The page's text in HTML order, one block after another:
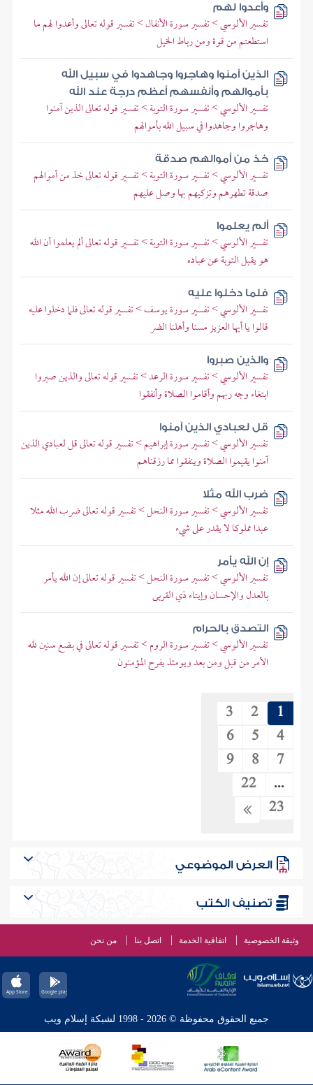
وأعدوا لهم
تفسير الألوسي > تفسير سورة الأنفال > تفسير قوله تعالى وأعدوا لهم ما
استطعتم من قوة ومن رباط الخيل
الذين آمنوا وهاجروا وجاهدوا في سبيل الله
بأموالهم وأنفسهم أعظم درجة عند الله
تفسير الألوسي > تفسير سورة التوبة > تفسير قوله تعالى الذين آمنوا
وهاجروا وجاهدوا في سبيل الله بأموالهم
خذ من أموالهم صدقة
تفسير الألوسي > تفسير سورة التوبة > تفسير قوله تعالى خذ من أموالهم
صدقة تطهرهم وتزكيهم بها وصل عليهم
ألم يعلموا
تفسير الألوسي > تفسير سورة التوبة > تفسير قوله تعالى ألم يعلموا أن الله
هو يقبل التوبة عن عباده
فلما دخلوا عليه
تفسير الألوسي > تفسير سورة يوسف > تفسير قوله تعالى فلما دخلوا عليه
قالوا يا أيها العزيز مسنا وأهلنا الضر
والذين صبروا
تفسير الألوسي > تفسير سورة الرعد > تفسير قوله تعالى والذين صبروا
ابتغاء وجه ربهم وأقاموا الصلاة وأنفقوا
قل لعبادي الذين آمنوا
تفسير الألوسي > تفسير سورة إبراهيم > تفسير قوله تعالى قل لعبادي الذين
آمنوا يقيموا الصلاة وينفقوا مما رزقناهم
ضرب الله مثلا
تفسير الألوسي > تفسير سورة النحل > تفسير قوله تعالى ضرب الله مثلا
عبدا مملوكا لا يقدر على شيء
إن الله يأمر
تفسير الألوسي > تفسير سورة النحل > تفسير قوله تعالى إن الله يأمر
بالعدل والإحسان وإيتاء ذي القربى
التصدق بالحرام
تفسير الألوسي > تفسير سورة الروم > تفسير قوله تعالى في بضع سنين لله
الأمر من قبل ومن بعد ويومئذ يفرح المؤمنون
1
2
3
4
5
6
7
8
9
...
22
23
العرض الموضوعي
تصنيف الكتب
وثيقة الخصوصية اتفاقية الخدمة اتصل بنا من نحن
جميع الحقوق محفوظة © 2026 - 1998 لشبكة إسلام ويب